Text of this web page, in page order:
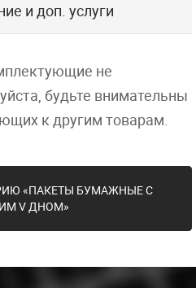
и доп. услуги
не
будьте внимательны
к другим товарам.
«ПАКЕТЫ БУМАЖНЫЕ С
V ДНОМ»